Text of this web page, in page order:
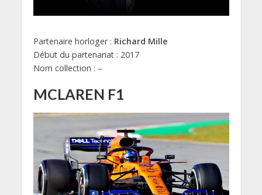
Partenaire horloger : Richard Mille
Début du partenariat : 2017
Nom collection : –
MCLAREN F1